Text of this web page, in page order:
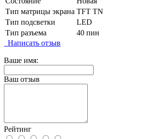
Тип матрицы экрана TFT TN
Тип подсветки
LED
Тип разъема
40 пин
Написать отзыв
Ваше имя:
Ваш отзыв
Рейтинг